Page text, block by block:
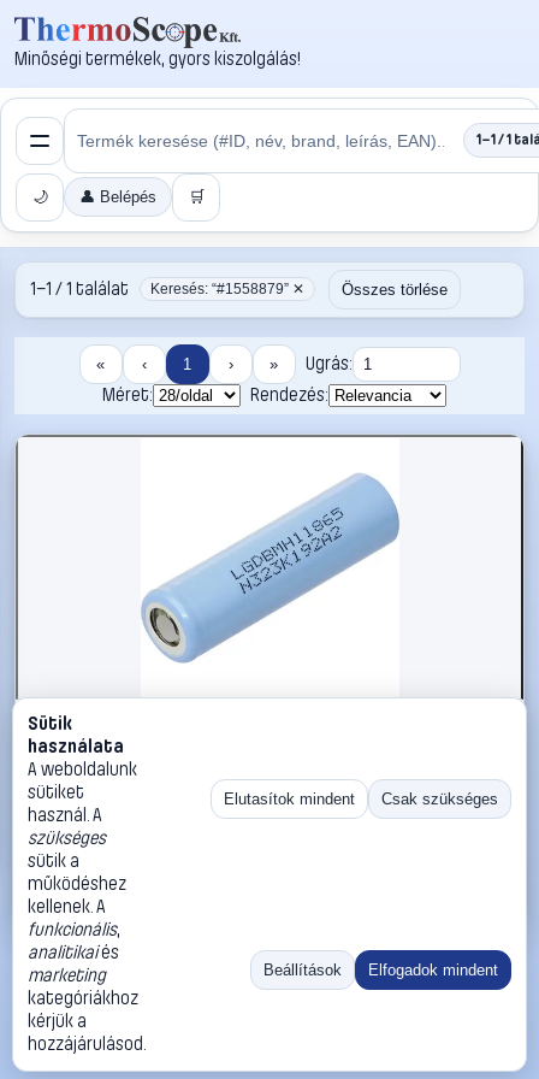
Minőségi termékek, gyors kiszolgálás!
1–1 / 1
🌙 👤 Belépés 🛒
1–1 / 1 találat Keresés: “#1558879” ✕ Összes törlése
« ‹ 1 › »
Ugrás:
Méret:
Rendezés:
#1558879
LG Chem INR18650MH1 Speciális akku 18650 Nagyáramra
alkalmas Lítiumion 3.7 V 3000 mAh 1 db
LG Chem Speciális akku méretek
3 190 Ft
Kosárba
«
Ugrás:
Méret:
Rendezés:
©2026
ThermoScope
ÁSZF
Cégbemutató
Sütik
használata
A weboldalunk
sütiket
használ. A
szükséges
sütik a
működéshez
kellenek. A
funkcionális,
analitikaiés
marketing
kategóriákhoz
kérjük a
hozzájárulásod.
Elutasítok mindent Csak szükséges
Beállítások Elfogadok mindent